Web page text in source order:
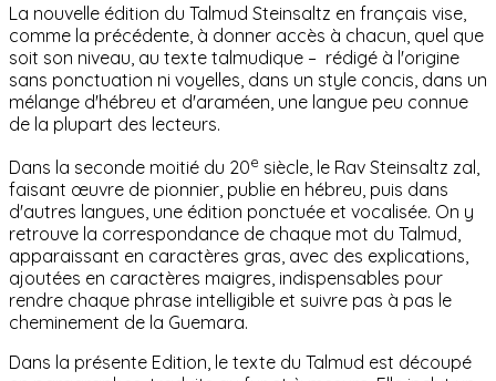
La nouvelle édition du Talmud Steinsaltz en français vise,
comme la précédente, à donner accès à chacun, quel que
soit son niveau, au texte talmudique – rédigé à l'origine
sans ponctuation ni voyelles, dans un style concis, dans un
mélange d'hébreu et d'araméen, une langue peu connue
de la plupart des lecteurs.
Dans la seconde moitié du 20e siècle, le Rav Steinsaltz zal,
faisant œuvre de pionnier, publie en hébreu, puis dans
d'autres langues, une édition ponctuée et vocalisée. On y
retrouve la correspondance de chaque mot du Talmud,
apparaissant en caractères gras, avec des explications,
ajoutées en caractères maigres, indispensables pour
rendre chaque phrase intelligible et suivre pas à pas le
cheminement de la Guemara.
Dans la présente Edition, le texte du Talmud est découpé